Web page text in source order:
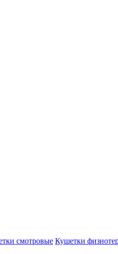
смотровые Кушетки